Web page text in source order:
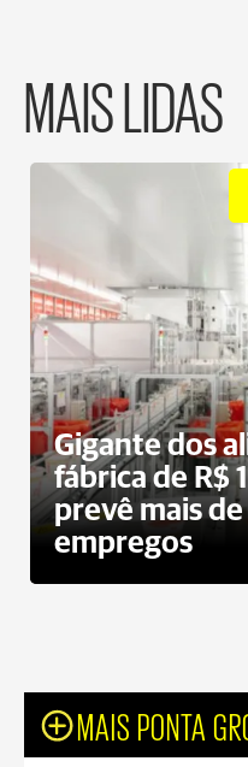
MAIS LIDAS
Gigante dos
fábrica de R$
prevê mais
empregos
MAIS PONTA